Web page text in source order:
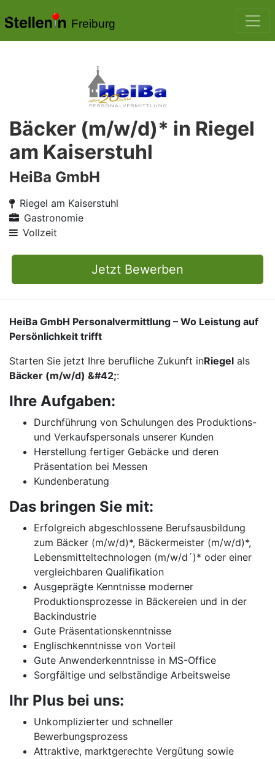
Freiburg
Bäcker (m/w/d)* in Riegel
am Kaiserstuhl
HeiBa GmbH
Riegel am Kaiserstuhl
Gastronomie
Vollzeit
Jetzt Bewerben
HeiBa GmbH Personalvermittlung – Wo Leistung auf
Persönlichkeit trifft
Starten Sie jetzt Ihre berufliche Zukunft inRiegel als
Bäcker (m/w/d) &#42;:
Ihre Aufgaben:
Durchführung von Schulungen des Produktions-
und Verkaufspersonals unserer Kunden
Herstellung fertiger Gebäcke und deren
Präsentation bei Messen
Kundenberatung
Das bringen Sie mit:
Erfolgreich abgeschlossene Berufsausbildung
zum Bäcker (m/w/d)*, Bäckermeister (m/w/d)*,
Lebensmitteltechnologen (m/w/d´)* oder einer
vergleichbaren Qualifikation
Ausgeprägte Kenntnisse moderner
Produktionsprozesse in Bäckereien und in der
Backindustrie
Gute Präsentationskenntnisse
Englischkenntnisse von Vorteil
Gute Anwenderkenntnisse in MS-Office
Sorgfältige und selbständige Arbeitsweise
Ihr Plus bei uns:
Unkomplizierter und schneller
Bewerbungsprozess
Attraktive, marktgerechte Vergütung sowie